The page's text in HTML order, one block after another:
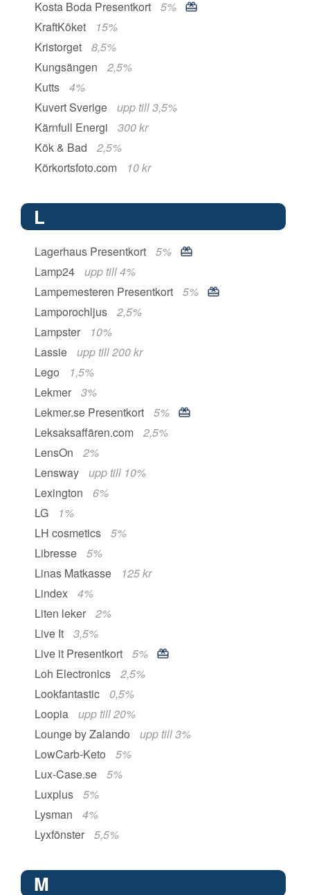
Kosta Boda Presentkort
5%
KraftKöket
15%
Kristorget
8,5%
Kungsängen
2,5%
Kutts
4%
Kuvert Sverige
upp till 3,5%
Kärnfull Energi
300 kr
Kök & Bad
2,5%
Körkortsfoto.com
10 kr
L
Lagerhaus Presentkort
5%
Lamp24
upp till 4%
Lampemesteren Presentkort
5%
Lamporochljus
2,5%
Lampster
10%
Lassie
upp till 200 kr
Lego
1,5%
Lekmer
3%
Lekmer.se Presentkort
5%
Leksaksaffären.com
2,5%
LensOn
2%
Lensway
upp till 10%
Lexington
6%
LG
1%
LH cosmetics
5%
Libresse
5%
Linas Matkasse
125 kr
Lindex
4%
Liten leker
2%
Live It
3,5%
Live it Presentkort
5%
Loh Electronics
2,5%
Lookfantastic
0,5%
Loopia
upp till 20%
Lounge by Zalando
upp till 3%
LowCarb-Keto
5%
Lux-Case.se
5%
Luxplus
5%
Lysman
4%
Lyxfönster
5,5%
M